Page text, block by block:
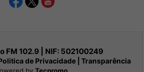
FM 102.9 | NIF: 502100249
de Privacidade| Transparência
by Tecpromo